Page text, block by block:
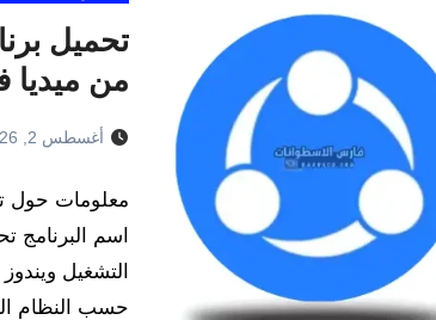
من ميديا
أغسطس 2, 2026
التشغيل
حسب النظام